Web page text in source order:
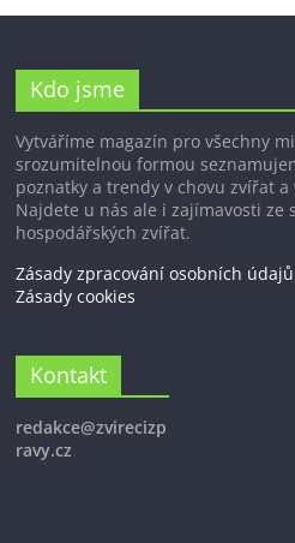
Kdo jsme
Vytváříme magazín pro všechny
srozumitelnou formou
poznatky a trendy v chovu zvířat
Najdete u nás ale i zajímavosti ze
hospodářských zvířat.
Zásady zpracování osobních údajů
Zásady cookies
Kontakt
redakce@zvirecizp
ravy.cz